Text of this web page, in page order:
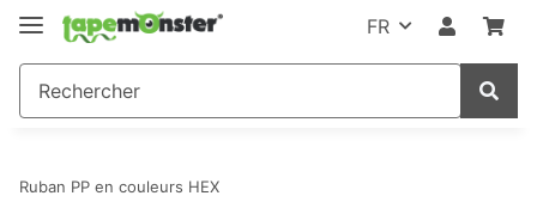
FR
Ruban PP en couleurs HEX